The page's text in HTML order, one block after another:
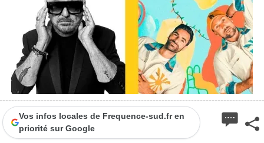
Vos infos locales de Frequence-sud.fr en
priorité sur Google